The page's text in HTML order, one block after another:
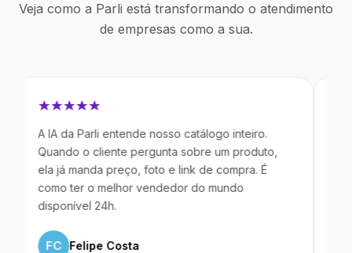
Veja como a Parli está transformando o atendimento
de empresas como a sua.
IA da Parli entende nosso catálogo inteiro.
o cliente pergunta sobre um produto,
já manda preço, foto e link de compra. É
ter o melhor vendedor do mundo
24h.
Felipe Costa